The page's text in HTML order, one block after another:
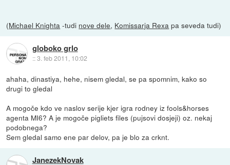
(Michael Knighta -tudi nove dele, Komissarja Rexa pa seveda tudi)
globoko grlo
::3. feb 2011, 10:02
ahaha, dinastiya, hehe, nisem gledal, se pa spomnim, kako so
drugi to gledal
A mogoče kdo ve naslov serije kjer igra rodney iz fools&horses
agenta MI6? A je mogoče pigliets files (pujsovi dosjeji) oz. nekaj
podobnega?
Sem gledal samo ene par delov, pa je blo za crknt.
JanezekNovak